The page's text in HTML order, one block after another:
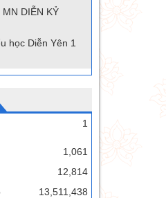
DIỄN KỶ
học Diễn Yên 1
1
1,061
12,814
13,511,438